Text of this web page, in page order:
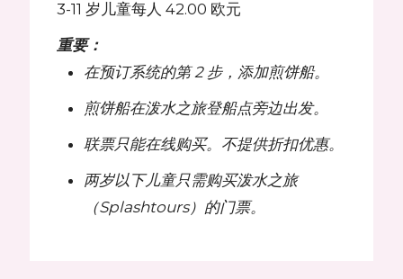
3-11 岁儿童每人 42.00 欧元
重要：
在预订系统的第 2 步，添加煎饼船。
煎饼船在泼水之旅登船点旁边出发。
联票只能在线购买。不提供折扣优惠。
两岁以下儿童只需购买泼水之旅
（Splashtours）的门票。